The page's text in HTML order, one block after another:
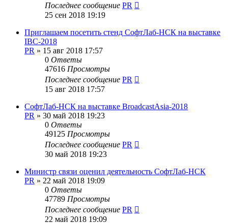
Последнее сообщение PR
25 сен 2018 19:19
Приглашаем посетить стенд СофтЛаб-НСК на выставке
IBC-2018
PR » 15 авг 2018 17:57
0 Ответы
47616 Просмотры
Последнее сообщение PR
15 авг 2018 17:57
СофтЛаб-НСК на выставке BroadcastAsia-2018
PR » 30 май 2018 19:23
0 Ответы
49125 Просмотры
Последнее сообщение PR
30 май 2018 19:23
Министр связи оценил деятельность СофтЛаб-НСК
PR » 22 май 2018 19:09
0 Ответы
47789 Просмотры
Последнее сообщение PR
22 май 2018 19:09